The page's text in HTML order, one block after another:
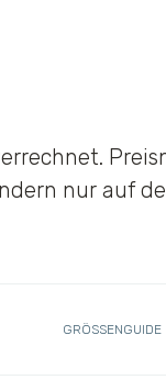
nur auf
GRÖSSENGUIDE